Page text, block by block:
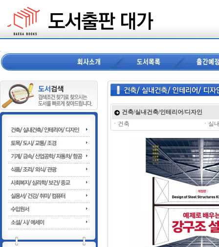
건축/실내건축/인테리어/디자인
ㆍ 건축 ㆍ 실